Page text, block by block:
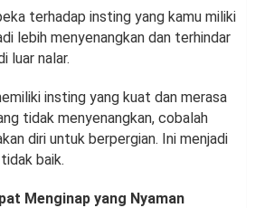
terhadap insting yang kamu miliki
lebih menyenangkan dan terhindar
luar nalar.
insting yang kuat dan merasa
tidak menyenangkan, cobalah
diri untuk berpergian. Ini menjadi
baik.
Menginap yang Nyaman